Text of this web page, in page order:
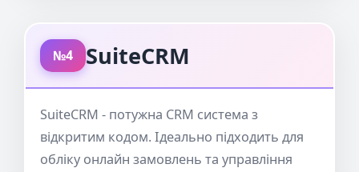
№4 SuiteCRM
SuiteCRM - потужна CRM система з
відкритим кодом. Ідеально підходить для
обліку онлайн замовлень та управління